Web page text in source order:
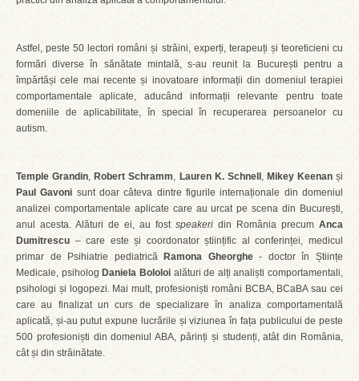
Astfel, peste 50 lectori români și străini, experți, terapeuți și teoreticieni cu
formări diverse în sănătate mintală, s-au reunit la București pentru a
împărtăși cele mai recente și inovatoare informații din domeniul terapiei
comportamentale aplicate, aducând informații relevante pentru toate
domeniile de aplicabilitate, în special în recuperarea persoanelor cu
autism.
Temple Grandin, Robert Schramm, Lauren K. Schnell , Mikey Keenanși
Paul Gavoni sunt doar câteva dintre figurile internaționale din domeniul
analizei comportamentale aplicate care au urcat pe scena din București,
anul acesta. Alături de ei, au fost speakeri din România precum Anca
Dumitrescu – care este și coordonator științific al conferinței, medicul
primar de Psihiatrie pediatrică
Ramona Gheorghe- doctor în Științe
Medicale, psiholog Daniela Bololoialături de alți analiști comportamentali,
psihologi și logopezi. Mai mult, profesioniști români BCBA, BCaBA sau cei
care au finalizat un curs de specializare în analiza comportamentală
aplicată, și-au putut expune lucrările și viziunea în fața publicului de peste
500 profesioniști din domeniul ABA, părinți și studenți, atât din România,
cât și din străinătate.